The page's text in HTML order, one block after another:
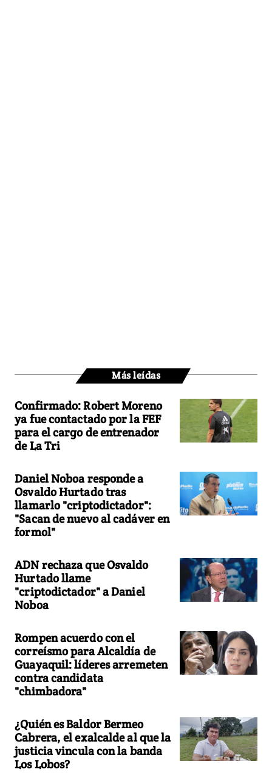
Más leídas
Confirmado: Robert Moreno
ya fue contactado por la FEF
para el cargo de entrenador
de La Tri
Daniel Noboa responde a
Osvaldo Hurtado tras
llamarlo "criptodictador":
"Sacan de nuevo al cadáver en
formol"
ADN rechaza que Osvaldo
Hurtado llame
"criptodictador" a Daniel
Noboa
Rompen acuerdo con el
correísmo para Alcaldía de
Guayaquil: líderes arremeten
contra candidata
"chimbadora"
¿Quién es Baldor Bermeo
Cabrera, el exalcalde al que la
justicia vincula con la banda
Los Lobos?